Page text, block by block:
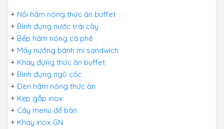
+ Nồi hâm nóng thức ăn buffet
+ Bình đựng nước trái cây
+ Bếp hâm nóng cà phê
+ Máy nướng bánh mì sandwich
+ Khay đựng thức ăn buffet
+ Bình đựng ngũ cốc
+ Đèn hâm nóng thức ăn
+ Kẹp gắp inox
+ Cây menu để bàn
+ Khay inox GN